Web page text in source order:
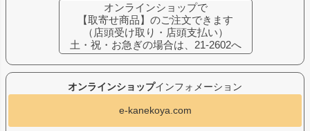
オンラインショップインフォメーション
e-kanekoya.com
オンラインショップで
【取寄せ商品】のご注文できます
（店頭受け取り・店頭支払い）
土・祝・お急ぎの場合は、21-2602へ